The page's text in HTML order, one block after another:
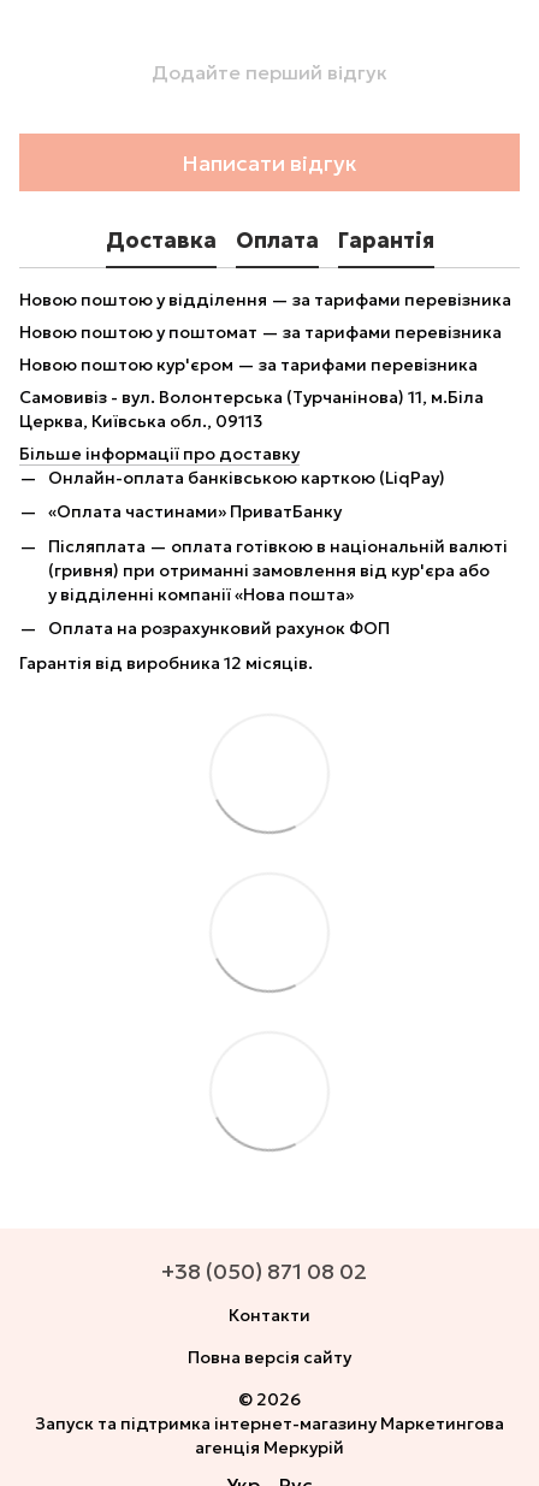
Додайте перший відгук
Написати відгук
Доставка Оплата Гарантія
Новою поштою у відділення — за тарифами перевізника
Новою поштою у поштомат — за тарифами перевізника
Новою поштою кур'єром — за тарифами перевізника
Самовивіз - вул. Волонтерська (Турчанінова) 11, м.Біла
Церква, Київська обл., 09113
Більше інформації про доставку
Онлайн-оплата банківською карткою (LiqPay)
«Оплата частинами» ПриватБанку
Післяплата — оплата готівкою в національній валюті
(гривня) при отриманні замовлення від кур'єра або
у відділенні компанії «Нова пошта»
Оплата на розрахунковий рахунок ФОП
Гарантія від виробника 12 місяців.
+38 (050) 871 08 02
Контакти
Повна версія сайту
© 2026
Запуск та підтримка інтернет-магазинуМаркетингова
агенція Меркурій